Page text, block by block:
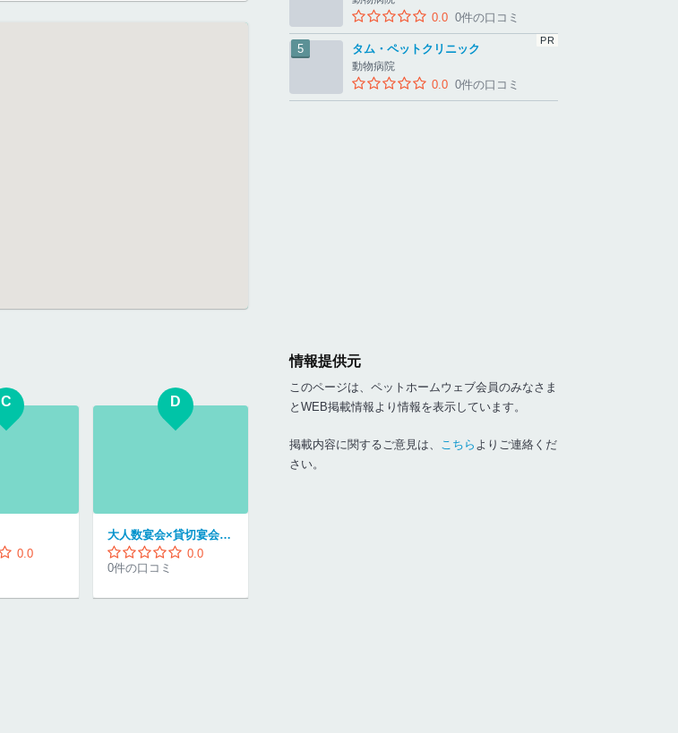
C
0.0
D
大人数宴会×貸切宴会×黒毛和牛 『肉バル SHOUTAIAN 船橋店』
0.0
0件の口コミ
0.0 0件の口コミ
タム・ペットクリニック
動物病院
0.0 0件の口コミ
情報提供元
このページは、ペットホームウェブ会員のみなさま
とWEB掲載情報より情報を表示しています。
掲載内容に関するご意見は、 こちら よりご連絡くだ
さい。